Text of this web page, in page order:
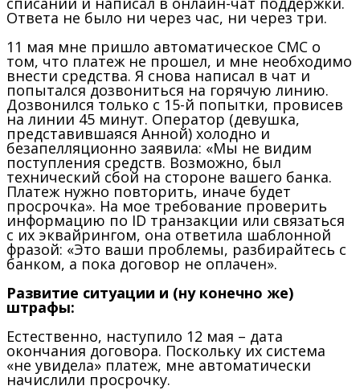
Ответа не было ни через час, ни через три.
11 мая мне пришло автоматическое СМС о
том, что платеж не прошел, и мне необходимо
внести средства. Я снова написал в чат и
попытался дозвониться на горячую линию.
Дозвонился только с 15-й попытки, провисев
на линии 45 минут. Оператор (девушка,
представившаяся Анной) холодно и
безапелляционно заявила: «Мы не видим
поступления средств. Возможно, был
технический сбой на стороне вашего банка.
Платеж нужно повторить, иначе будет
просрочка». На мое требование проверить
информацию по ID транзакции или связаться
с их эквайрингом, она ответила шаблонной
фразой: «Это ваши проблемы, разбирайтесь с
банком, а пока договор не оплачен».
Развитие ситуации и (ну конечно же)
штрафы:
Естественно, наступило 12 мая – дата
окончания договора. Поскольку их система
«не увидела» платеж, мне автоматически
начислили просрочку.